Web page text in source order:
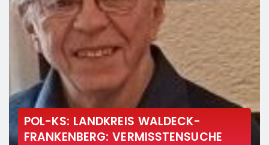
POL-KS: LANDKREIS WALDECK-
FRANKENBERG: VERMISSTENSUCHE